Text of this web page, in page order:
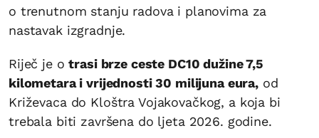
o trenutnom stanju radova i planovima za
nastavak izgradnje.
Riječ je otrasi brze ceste DC10 dužine 7,5
kilometara i vrijednosti 30 milijuna eura,od
Križevaca do Kloštra Vojakovačkog, a koja bi
trebala biti završena do ljeta 2026. godine.